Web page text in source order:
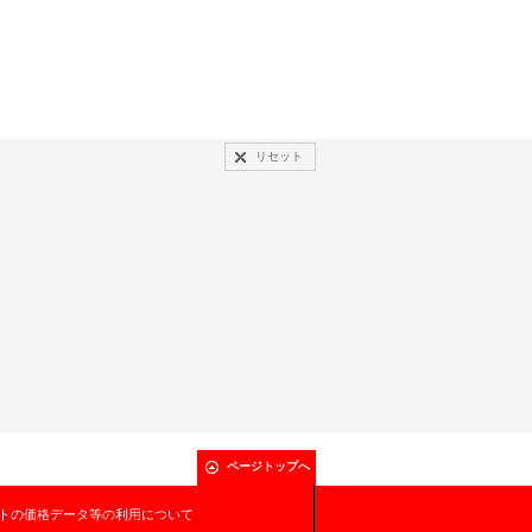
リセット
ページトップへ
の価格データ等の利用について